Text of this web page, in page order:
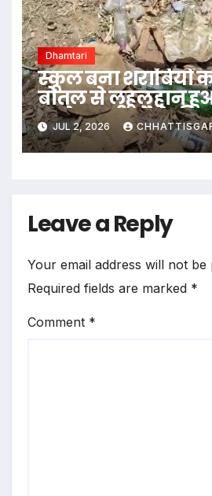
Dhamtari
स्कूल बना शराबियों
बोतल से लहूलुहान
भड़के ग्रामीणों ने की
मांग
JUL 2, 2026
Leave a Reply
Your email address will not be
Required fields are marked *
Comment *